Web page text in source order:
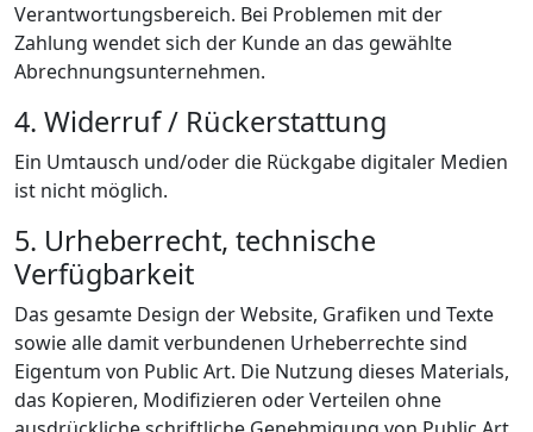
Verantwortungsbereich. Bei Problemen mit der
Zahlung wendet sich der Kunde an das gewählte
Abrechnungsunternehmen.
4. Widerruf / Rückerstattung
Ein Umtausch und/oder die Rückgabe digitaler Medien
ist nicht möglich.
5. Urheberrecht, technische
Verfügbarkeit
Das gesamte Design der Website, Grafiken und Texte
sowie alle damit verbundenen Urheberrechte sind
Eigentum von Public Art. Die Nutzung dieses Materials,
das Kopieren, Modifizieren oder Verteilen ohne